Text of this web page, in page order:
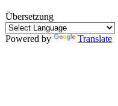
Übersetzung
Powered by Translate